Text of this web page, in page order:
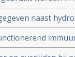
zijn.
naast
voor COVID-
care-afdeling en
tot 15 procent